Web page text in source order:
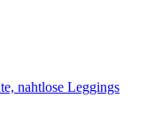
nahtlose Leggings